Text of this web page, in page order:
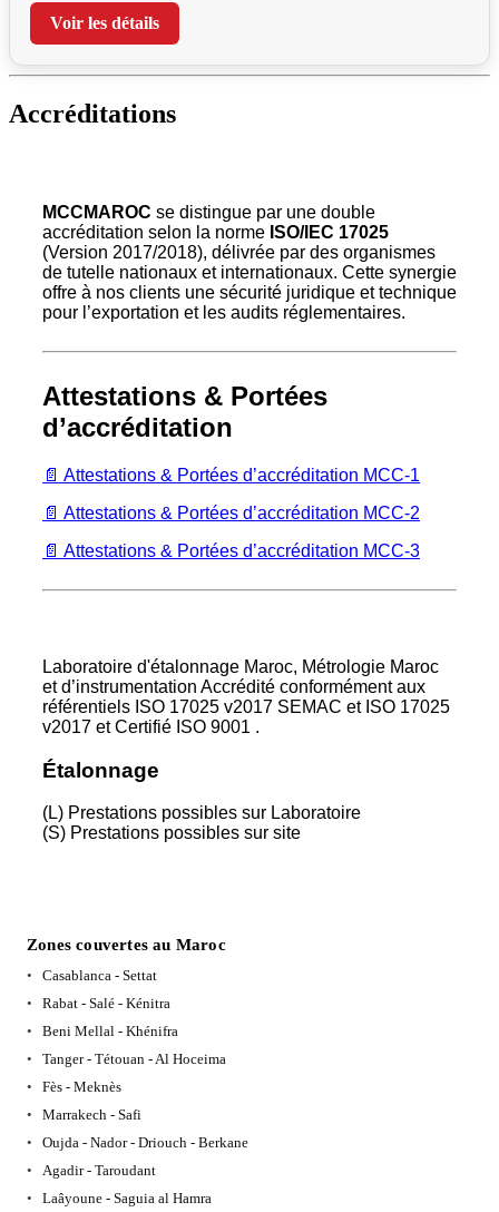
Voir les détails
Accréditations
MCCMAROC se distingue par une double
accréditation selon la norme ISO/IEC 17025
(Version 2017/2018), délivrée par des organismes
de tutelle nationaux et internationaux. Cette synergie
offre à nos clients une sécurité juridique et technique
pour l’exportation et les audits réglementaires.
Attestations & Portées
d’accréditation
📄 Attestations & Portées d’accréditation MCC-1
📄 Attestations & Portées d’accréditation MCC-2
📄 Attestations & Portées d’accréditation MCC-3
Laboratoire d'étalonnage Maroc, Métrologie Maroc
et d’instrumentation Accrédité conformément aux
référentiels ISO 17025 v2017 SEMAC et ISO 17025
v2017 et Certifié ISO 9001 .
Étalonnage
(L) Prestations possibles sur Laboratoire
(S) Prestations possibles sur site
Zones couvertes au Maroc
Casablanca - Settat
Rabat - Salé - Kénitra
Beni Mellal - Khénifra
Tanger - Tétouan - Al Hoceima
Fès - Meknès
Marrakech - Safi
Oujda - Nador - Driouch - Berkane
Agadir - Taroudant
Laâyoune - Saguia al Hamra